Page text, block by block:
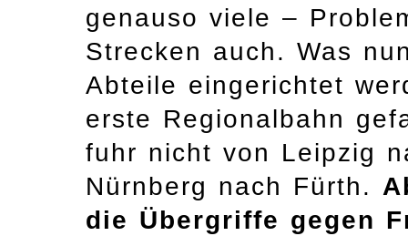
genauso viele –
Strecken auch. Was
Abteile eingerichtet
erste Regionalbahn
fuhr nicht von Leipzig
Nürnberg nach Fürth.
die Übergriffe gegen